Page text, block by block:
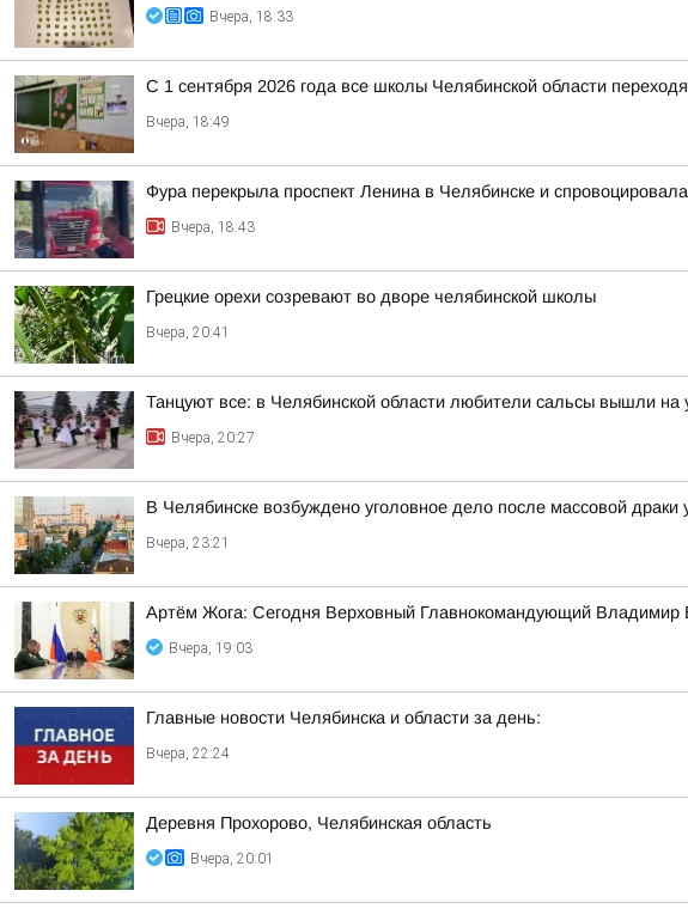
Вчера, 18:33
С 1 сентября 2026 года все школы Челябинской области
Вчера, 18:49
Фура перекрыла проспект Ленина в Челябинске и
Вчера, 18:43
Грецкие орехи созревают во дворе челябинской школы
Вчера, 20:41
Танцуют все: в Челябинской области любители сальсы вышли на
Вчера, 20:27
В Челябинске возбуждено уголовное дело после массовой драки
Вчера, 23:21
Артём Жога: Сегодня Верховный Главнокомандующий Владимир
Вчера, 19:03
Главные новости Челябинска и области за день:
Вчера, 22:24
Деревня Прохорово, Челябинская область
Вчера, 20:01